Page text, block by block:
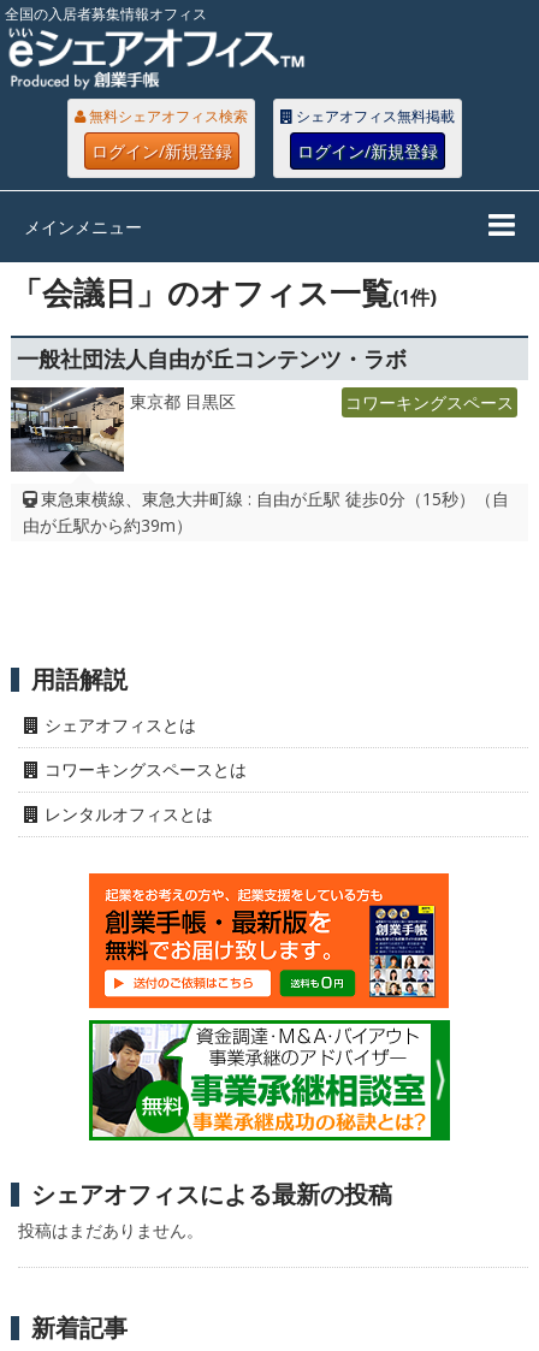
全国の入居者募集情報オフィス
無料シェアオフィス検索
ログイン/新規登録
シェアオフィス無料掲載
ログイン/新規登録
メインメニュー
「会議日」のオフィス一覧(1件)
一般社団法人自由が丘コンテンツ・ラボ
東京都 目黒区 コワーキングスペース
東急東横線、東急大井町線 : 自由が丘駅 徒歩0分（15秒）（自
由が丘駅から約39m）
用語解説
シェアオフィスとは
コワーキングスペースとは
レンタルオフィスとは
シェアオフィスによる最新の投稿
投稿はまだありません。
新着記事